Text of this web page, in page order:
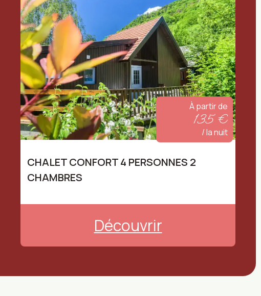
Disponible à d’autres has-s-font-size
CHALET CONFORT 4 PERSONNES 2
CHAMBRES
À partir de
135 €
/ la nuit
Découvrir